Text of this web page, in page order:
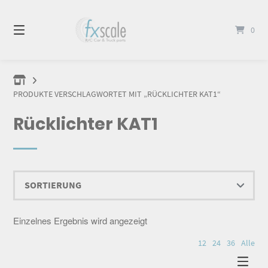
zum
0
PRODUKTE VERSCHLAGWORTET MIT „RÜCKLICHTER KAT1“
Rücklichter KAT1
Einzelnes Ergebnis wird angezeigt
12 24 36 Alle